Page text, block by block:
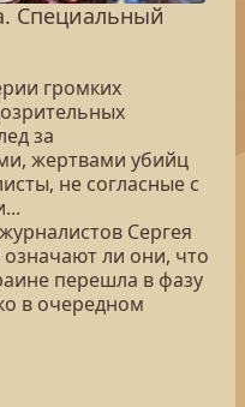
Специальный
громких
за
жертвами убийц
не согласные с
Сергея
ли они, что
перешла в фазу
в очередном